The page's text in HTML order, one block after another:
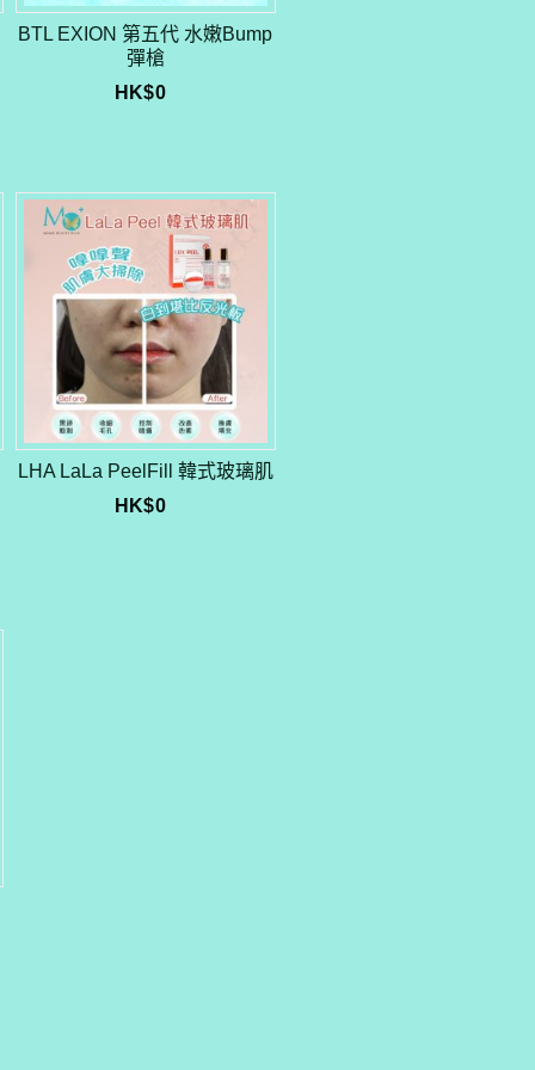
BTL EXION 第五代 水嫩Bump
彈槍
HK$0
LHA LaLa PeelFill 韓式玻璃肌
HK$0